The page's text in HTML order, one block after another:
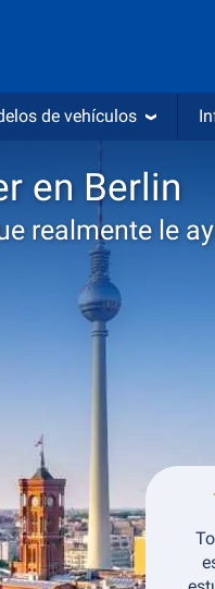
de vehículos
en Berlin
realmente le
Devolución